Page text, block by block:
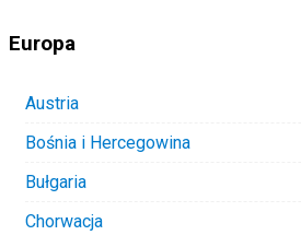
Europa
Austria
Bośnia i Hercegowina
Bułgaria
Chorwacja